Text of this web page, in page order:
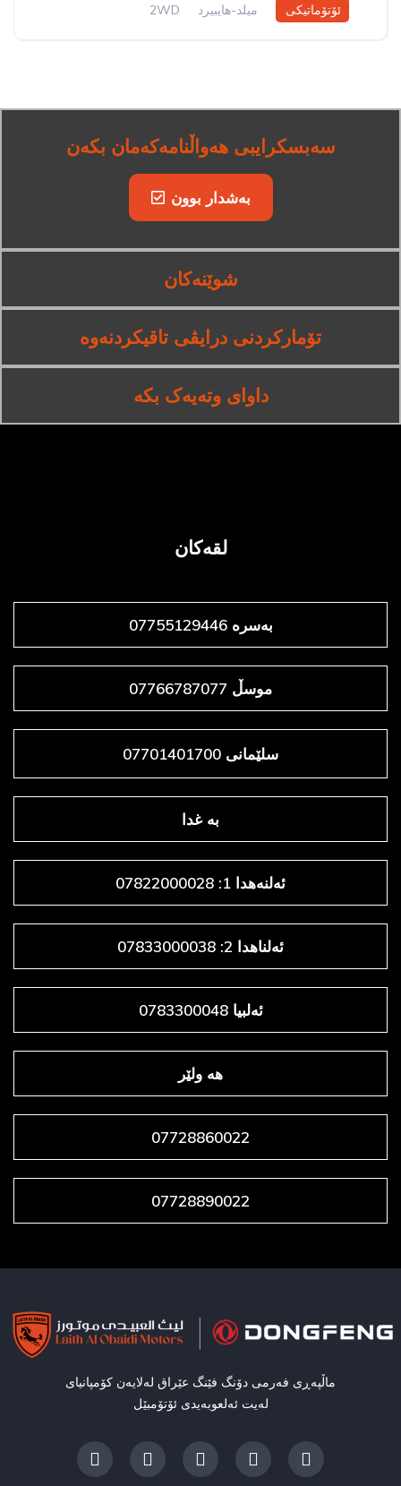
ئۆتۆماتیکی میلد-هایبیرد 2WD
سەبسکرایبی هەواڵنامەکەمان بکەن
بەشدار بوون
شوێنەکان
تۆمارکردنی درایڤی تاقیکردنەوە
داوای وتەیەک بکە
لقەکان
بەسرە 07755129446
موسڵ 07766787077
سلێمانی 07701401700
به غدا
ئەلنەهدا 1: 07822000028
ئەلناهدا 2: 07833000038
ئەلبیا 0783300048
هه ولێر
07728860022
07728890022
ماڵپەڕی فەرمی دۆنگ فێنگ عێراق لەلایەن کۆمپانیای
لەیت ئەلعوبەیدی ئۆتۆمبێل